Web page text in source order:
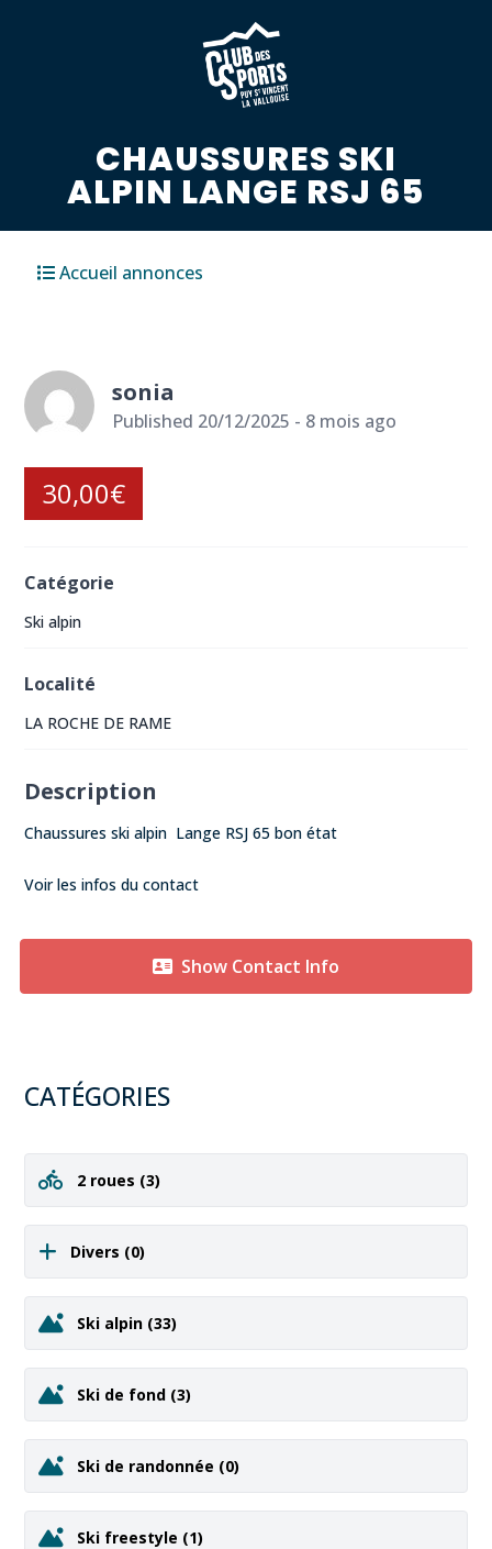
CHAUSSURES SKI
ALPIN LANGE RSJ 65
Accueil annonces
sonia
Published 20/12/2025 - 8 mois ago
30,00€
Catégorie
Ski alpin
Localité
LA ROCHE DE RAME
Description
Chaussures ski alpin Lange RSJ 65 bon état
Voir les infos du contact
Show Contact Info
CATÉGORIES
2 roues (3)
Divers (0)
Ski alpin (33)
Ski de fond (3)
Ski de randonnée (0)
Ski freestyle (1)